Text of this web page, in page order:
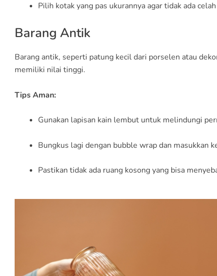
Pilih kotak yang pas ukurannya agar tidak ada
Barang Antik
Barang antik, seperti patung kecil dari porselen atau
memiliki nilai tinggi.
Tips Aman:
Gunakan lapisan kain lembut untuk melindungi
Bungkus lagi dengan bubble wrap dan masukkan
Pastikan tidak ada ruang kosong yang bisa